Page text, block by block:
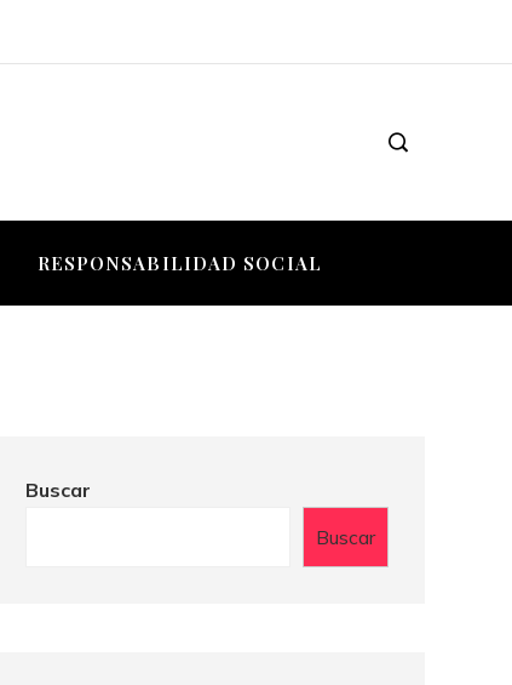
RESPONSABILIDAD SOCIAL
Buscar
Buscar